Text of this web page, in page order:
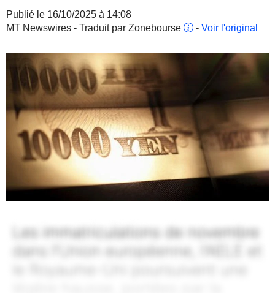
Publié le 16/10/2025 à 14:08
MT Newswires - Traduit par Zonebourse
- Voir l'original